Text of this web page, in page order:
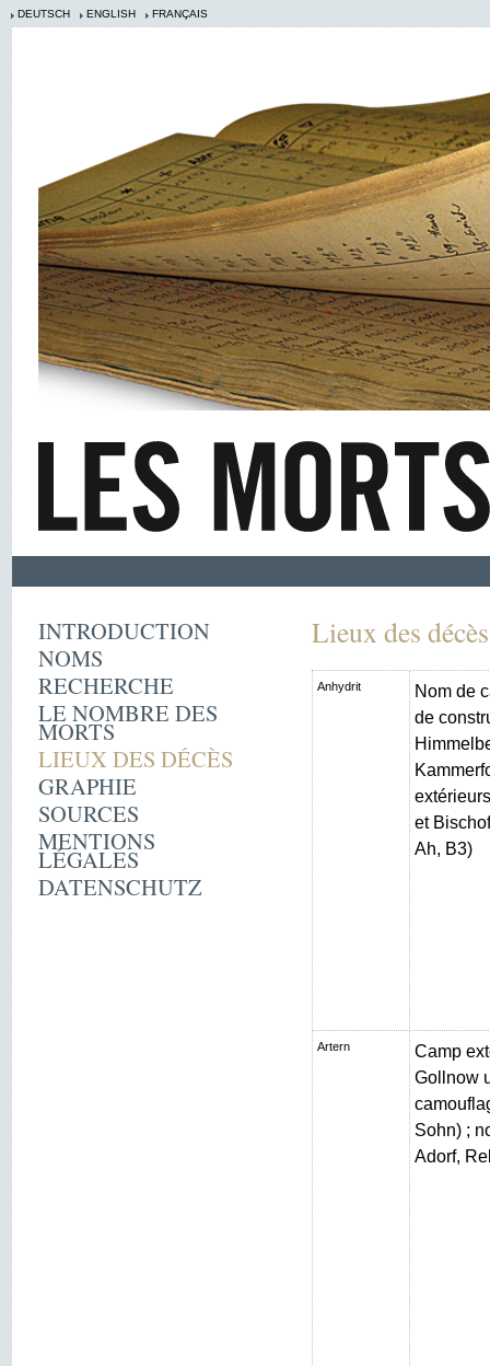
DEUTSCH ENGLISH FRANÇAIS
INTRODUCTION
NOMS
RECHERCHE
LE NOMBRE DES
MORTS
LIEUX DES DÉCÈS
GRAPHIE
SOURCES
MENTIONS
LÉGALES
DATENSCHUTZ
Lieux des décès
Anhydrit
Nom de
de
et
Ah, B3)
Artern
Camp
Gollnow
Sohn) ;
Adorf,